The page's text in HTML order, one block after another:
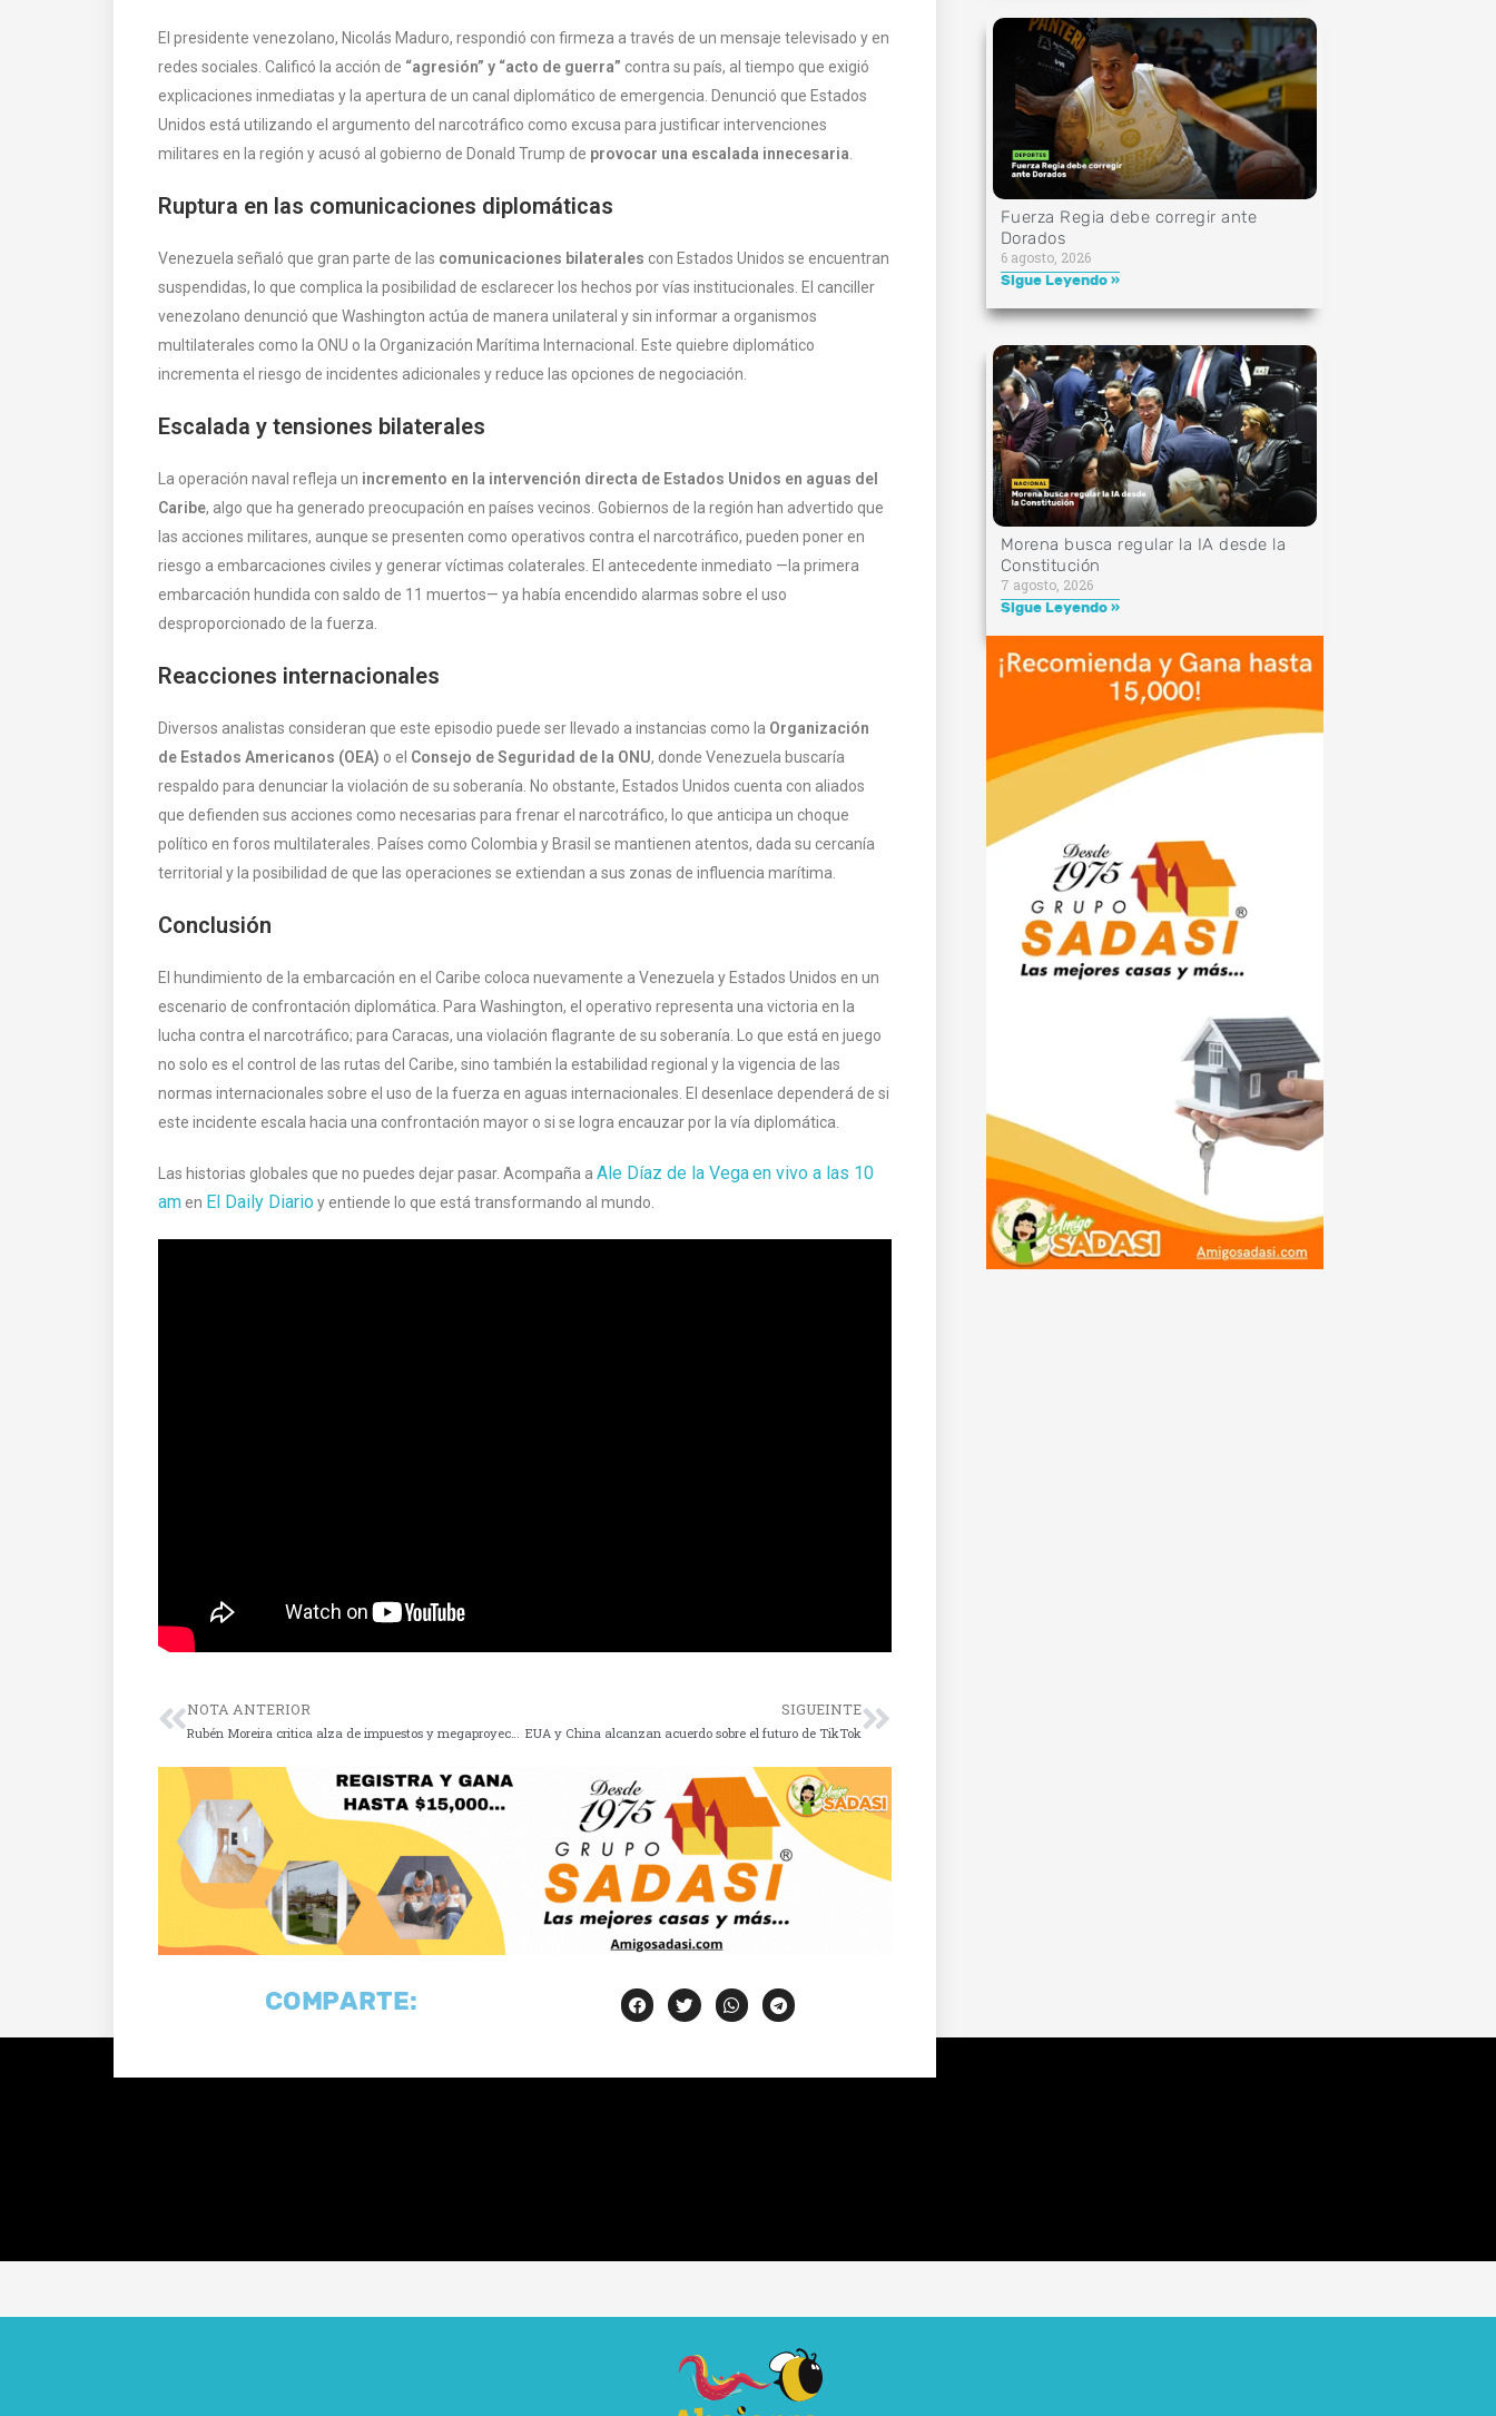
El presidente venezolano, Nicolás Maduro, respondió con firmeza a través de un mensaje televisado y en
redes sociales. Calificó la acción de “agresión” y “acto de guerra” contra su país, al tiempo que exigió
explicaciones inmediatas y la apertura de un canal diplomático de emergencia. Denunció que Estados
Unidos está utilizando el argumento del narcotráfico como excusa para justificar intervenciones
militares en la región y acusó al gobierno de Donald Trump de provocar una escalada innecesaria
Ruptura en las comunicaciones diplomáticas
Venezuela señaló que gran parte de las comunicaciones bilaterales con Estados Unidos se encuentran
suspendidas, lo que complica la posibilidad de esclarecer los hechos por vías institucionales. El canciller
venezolano denunció que Washington actúa de manera unilateral y sin informar a organismos
multilaterales como la ONU o la Organización Marítima Internacional. Este quiebre diplomático
incrementa el riesgo de incidentes adicionales y reduce las opciones de negociación.
Escalada y tensiones bilaterales
La operación naval refleja un incremento en la intervención directa de Estados Unidos en aguas del
Caribe, algo que ha generado preocupación en países vecinos. Gobiernos de la región han advertido que
las acciones militares, aunque se presenten como operativos contra el narcotráfico, pueden poner en
riesgo a embarcaciones civiles y generar víctimas colaterales. El antecedente inmediato —la primera
embarcación hundida con saldo de 11 muertos— ya había encendido alarmas sobre el uso
desproporcionado de la fuerza.
Reacciones internacionales
Diversos analistas consideran que este episodio puede ser llevado a instancias como la Organización
de Estados Americanos (OEA) o el Consejo de Seguridad de la ONU, donde Venezuela buscaría
respaldo para denunciar la violación de su soberanía. No obstante, Estados Unidos cuenta con aliados
que defienden sus acciones como necesarias para frenar el narcotráfico, lo que anticipa un choque
político en foros multilaterales. Países como Colombia y Brasil se mantienen atentos, dada su cercanía
territorial y la posibilidad de que las operaciones se extiendan a sus zonas de influencia marítima.
Conclusión
El hundimiento de la embarcación en el Caribe coloca nuevamente a Venezuela y Estados Unidos en un
escenario de confrontación diplomática. Para Washington, el operativo representa una victoria en la
lucha contra el narcotráfico; para Caracas, una violación flagrante de su soberanía. Lo que está en juego
no solo es el control de las rutas del Caribe, sino también la estabilidad regional y la vigencia de las
normas internacionales sobre el uso de la fuerza en aguas internacionales. El desenlace dependerá de si
este incidente escala hacia una confrontación mayor o si se logra encauzar por la vía diplomática.
Las historias globales que no puedes dejar pasar. Acompaña a Ale Díaz de la Vegaen vivo a las 10
amen El Daily Diarioy entiende lo que está transformando al mundo.
NOTA ANTERIOR SIGUEINTE
EUA y China alcanzan acuerdo sobre el futuro de TikTok
COMPARTE:
Fuerza Regia debe corregir ante
Dorados
6 agosto, 2026
Sigue Leyendo »
Morena busca regular la IA desde la
Constitución
7 agosto, 2026
Sigue Leyendo »